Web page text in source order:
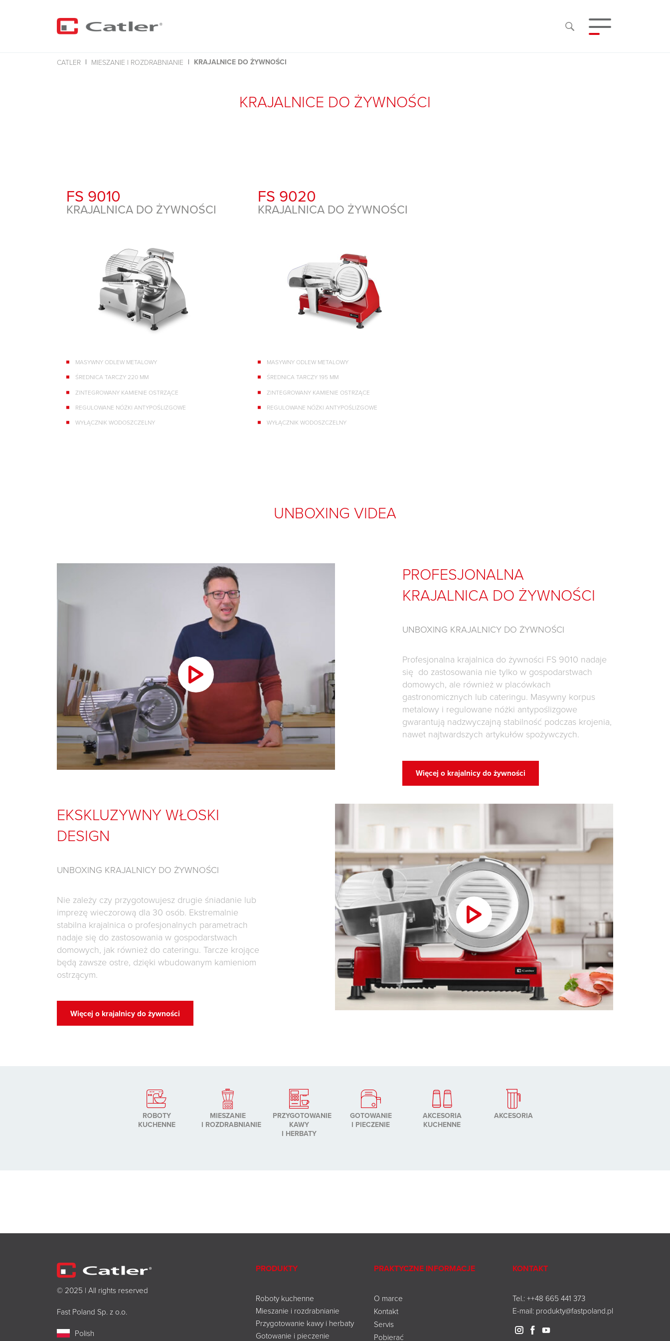
CATLER MIESZANIE I ROZDRABNIANIE KRAJALNICE DO ŻYWNOŚCI
KRAJALNICE DO ŻYWNOŚCI
FS 9010
KRAJALNICA DO ŻYWNOŚCI
MASYWNY ODLEW METALOWY
ŚREDNICA TARCZY 220 MM
ZINTEGROWANY KAMIENIE OSTRZĄCE
REGULOWANE NÓŻKI ANTYPOŚLIZGOWE
WYŁĄCZNIK WODOSZCZELNY
FS 9020
KRAJALNICA DO ŻYWNOŚCI
MASYWNY ODLEW METALOWY
ŚREDNICA TARCZY 195 MM
ZINTEGROWANY KAMIENIE OSTRZĄCE
REGULOWANE NÓŻKI ANTYPOŚLIZGOWE
WYŁĄCZNIK WODOSZCZELNY
UNBOXING VIDEA
PROFESJONALNA
KRAJALNICA DO ŻYWNOŚCI
UNBOXING KRAJALNICY DO ŻYWNOŚCI
Profesjonalna krajalnica do żywności FS 9010 nadaje
się do zastosowania nie tylko w gospodarstwach
domowych, ale również w placówkach
gastronomicznych lub cateringu. Masywny korpus
metalowy i regulowane nóżki antypoślizgowe
gwarantują nadzwyczajną stabilność podczas krojenia,
nawet najtwardszych artykułów spożywczych.
Więcej o krajalnicy do żywności
EKSKLUZYWNY WŁOSKI
DESIGN
UNBOXING KRAJALNICY DO ŻYWNOŚCI
Nie zależy czy przygotowujesz drugie śniadanie lub
imprezę wieczorową dla 30 osób. Ekstremalnie
stabilna krajalnica o profesjonalnych parametrach
nadaje się do zastosowania w gospodarstwach
domowych, jak również do cateringu. Tarcze krojące
będą zawsze ostre, dzięki wbudowanym kamieniom
ostrzącym.
Więcej o krajalnicy do żywności
ROBOTY
KUCHENNE
MIESZANIE
I ROZDRABNIANIE
PRZYGOTOWANIE
KAWY
I HERBATY
GOTOWANIE
I PIECZENIE
AKCESORIA
KUCHENNE
AKCESORIA
© 2025 | All rights reserved
Fast Poland Sp. z o.o.
Polish
PRODUKTY
Roboty kuchenne
Mieszanie i rozdrabnianie
Przygotowanie kawy i herbaty
Gotowanie i pieczenie
PRAKTYCZNE INFORMACJE
O marce
Kontakt
Servis
Pobierać
KONTAKT
Tel.:++48 665 441 373
E-mail: produkty@fastpoland.pl